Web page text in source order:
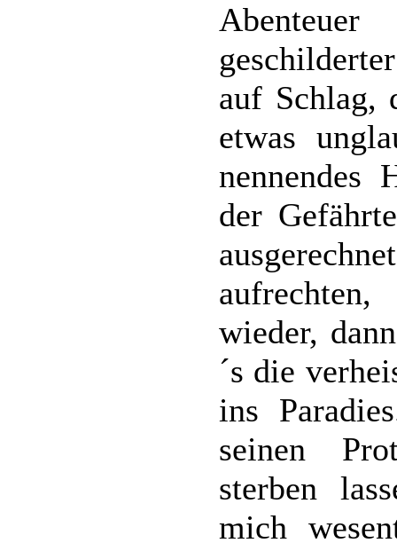
auf Schlag,
etwas
nennendes
der
wieder,
´s die
ins
seinen
sterben
mich